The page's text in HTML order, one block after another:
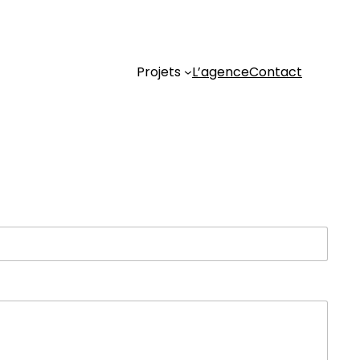
Projets L’agenceContact